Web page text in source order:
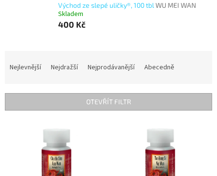
Východ ze slepé uličky®, 100 tbl WU MEI WAN
Skladem
400 Kč
í
Nejlevnější Nejdražší Nejprodávanější Abecedně
OTEVŘÍT FILTR